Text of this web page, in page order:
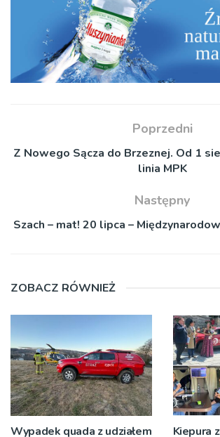
Poprzedni
Z Nowego Sącza do Brzeznej. Od 1
linia MPK
Następny
Szach – mat! 20 lipca –
ZOBACZ RÓWNIEŻ
Wypadek quada z udziałem
Kiepura